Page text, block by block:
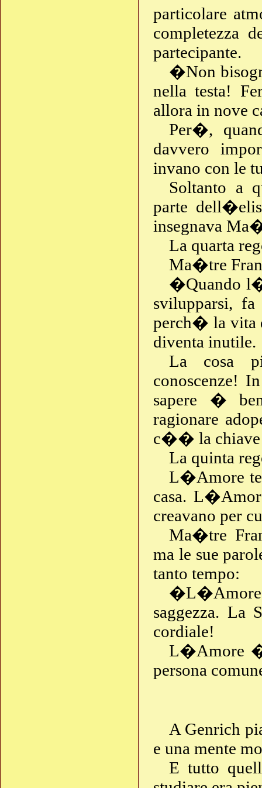
particolare
completezza
partecipante.
�Non
nella testa!
allora in nove
Per�,
davvero
invano con le
Soltanto a
parte
insegnava
La quarta
Ma�tre
�Quando
svilupparsi,
perch� la vita
diventa inutile.
La cosa
conoscenze!
sapere �
ragionare
c�� la chiave
La quinta
L�Amore
casa.
creavano per
Ma�tre
ma le sue
tanto tempo:
�L�Amore
saggezza. La
cordiale!
L�Amore �
persona
A Genrich
e una mente
E tutto